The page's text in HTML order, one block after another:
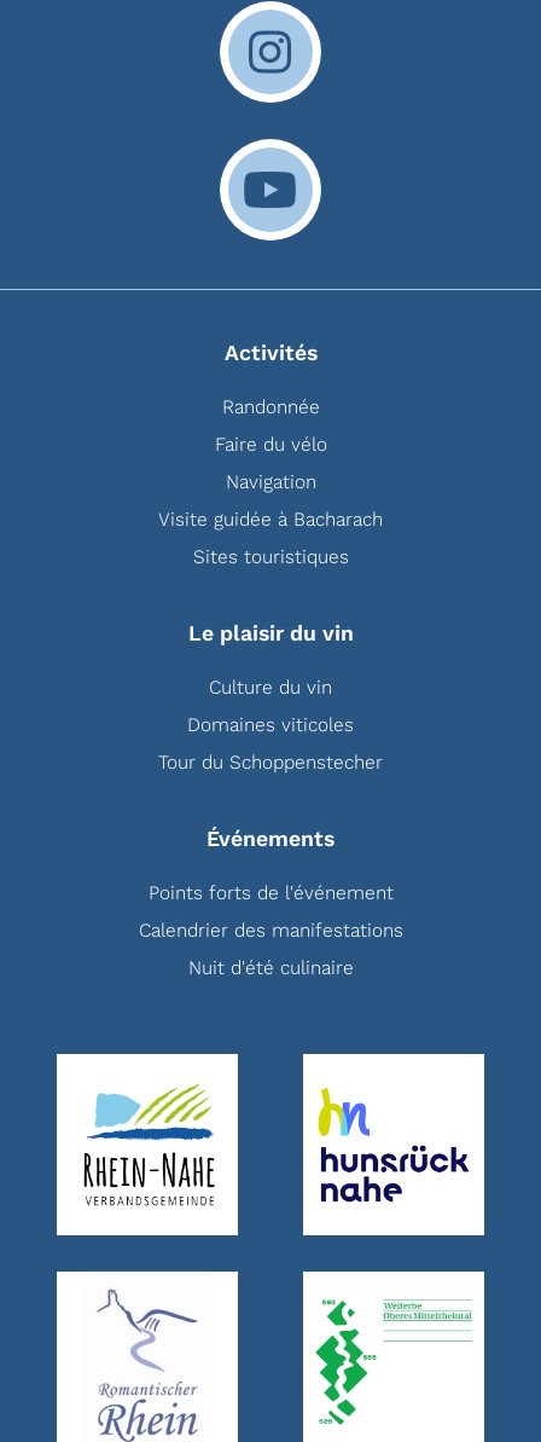
Activités
Randonnée
Faire du vélo
Navigation
Visite guidée à Bacharach
Sites touristiques
Le plaisir du vin
Culture du vin
Domaines viticoles
Tour du Schoppenstecher
Événements
Points forts de l'événement
Calendrier des manifestations
Nuit d'été culinaire